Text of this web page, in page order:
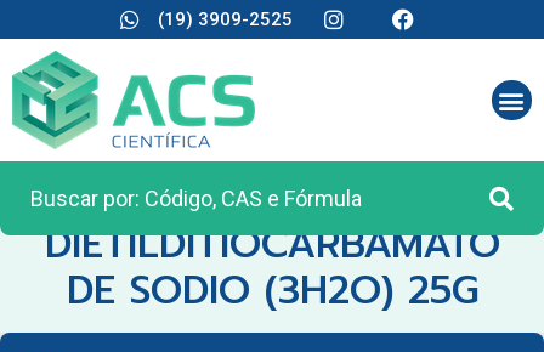
(19) 3909-2525
CATEGORIA:REAGENTES ANALÍTICOS
DIETILDITIOCARBAMATO
DE SODIO (3H2O) 25G